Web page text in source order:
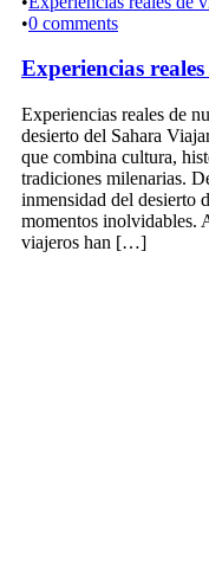
•0 comments
Experiencias
Experiencias reales de
desierto del Sahara
que combina cultura,
tradiciones milenarias.
inmensidad del desierto
momentos inolvidables.
viajeros han […]